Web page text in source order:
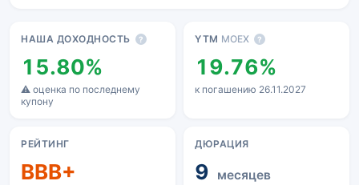
НАША ДОХОДНОСТЬ ?
15.80%
⚠ оценка по последнему
купону
YTM MOEX ?
19.76%
к погашению 26.11.2027
РЕЙТИНГ
BBB+
ДЮРАЦИЯ
9 месяцев